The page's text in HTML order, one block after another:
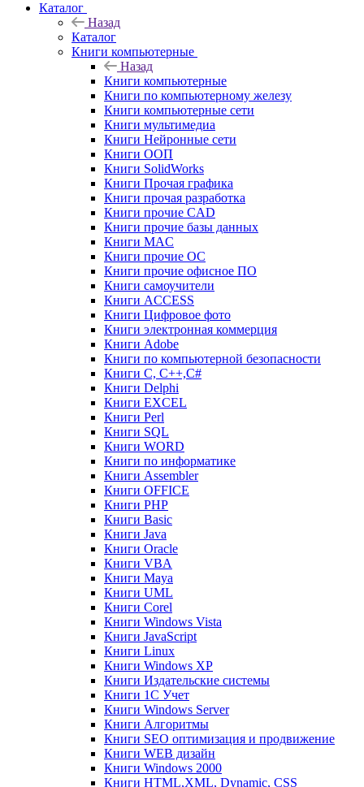
Каталог
Назад
Каталог
Книги компьютерные
Назад
Книги компьютерные
Книги по компьютерному железу
Книги компьютерные сети
Книги мультимедиа
Книги Нейронные сети
Книги ООП
Книги SolidWorks
Книги Прочая графика
Книги прочая разработка
Книги прочие CAD
Книги прочие базы данных
Книги MAC
Книги прочие ОС
Книги прочие офисное ПО
Книги самоучители
Книги ACCESS
Книги Цифровое фото
Книги электронная коммерция
Книги Adobe
Книги по компьютерной безопасности
Книги C, C++,С#
Книги Delphi
Книги EXCEL
Книги Perl
Книги SQL
Книги WORD
Книги по информатике
Книги Assembler
Книги OFFICE
Книги PHP
Книги Basic
Книги Java
Книги Oracle
Книги VBA
Книги Maya
Книги UML
Книги Corel
Книги Windows Vista
Книги JavaScript
Книги Linux
Книги Windows XP
Книги Издательские системы
Книги 1C Учет
Книги Windows Server
Книги Алгоритмы
Книги SEO оптимизация и продвижение
Книги WEB дизайн
Книги Windows 2000
Книги HTML,XML, Dynamic, CSS